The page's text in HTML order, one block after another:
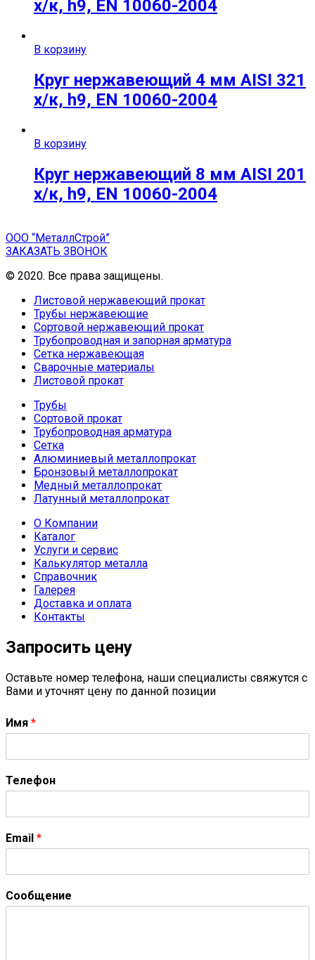
х/к, h9, EN 10060-2004
В корзину
Круг нержавеющий 4 мм AISI 321
х/к, h9, EN 10060-2004
В корзину
Круг нержавеющий 8 мм AISI 201
х/к, h9, EN 10060-2004
ООО “МеталлСтрой”
ЗАКАЗАТЬ ЗВОНОК
© 2020. Все права защищены.
Листовой нержавеющий прокат
Трубы нержавеющие
Сортовой нержавеющий прокат
Трубопроводная и запорная арматура
Сетка нержавеющая
Сварочные материалы
Листовой прокат
Трубы
Сортовой прокат
Трубопроводная арматура
Сетка
Алюминиевый металлопрокат
Бронзовый металлопрокат
Медный металлопрокат
Латунный металлопрокат
О Компании
Каталог
Услуги и сервис
Калькулятор металла
Справочник
Галерея
Доставка и оплата
Контакты
Запросить цену
Оставьте номер телефона, наши специалисты свяжутся с
Вами и уточнят цену по данной позиции
Имя *
Телефон
Email *
Сообщение